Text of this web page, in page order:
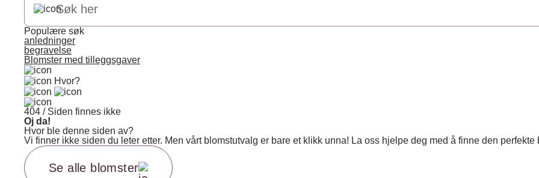
Populære søk
anledninger
begravelse
Blomster med tilleggsgaver
Hvor?
404 / Siden finnes ikke
Oj da!
Hvor ble denne siden av?
Vi finner ikke siden du leter etter. Men vårt blomstutvalg er bare et klikk unna! La oss hjelpe deg med å finne den perfekte
Se alle blomster